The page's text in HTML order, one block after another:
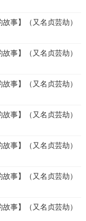
事】（又名贞芸劫）
事】（又名贞芸劫）
事】（又名贞芸劫）
事】（又名贞芸劫）
事】（又名贞芸劫）
事】（又名贞芸劫）
事】（又名贞芸劫）